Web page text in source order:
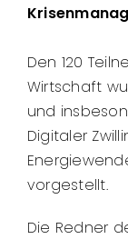
Den 120
Wirtschaft
und
Digitaler
vorgestellt.
Die Redner